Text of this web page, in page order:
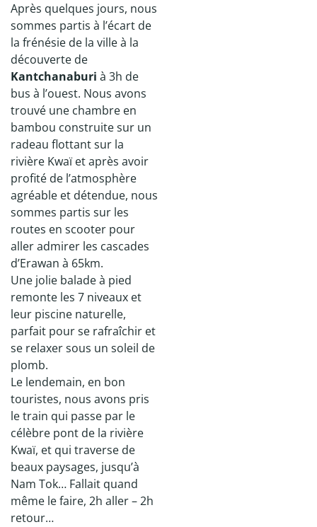
Après quelques jours, nous
sommes partis à l’écart de
la frénésie de la ville à la
découverte de
Kantchanaburi à 3h de
bus à l’ouest. Nous avons
trouvé une chambre en
bambou construite sur un
radeau flottant sur la
rivière Kwaï et après avoir
profité de l’atmosphère
agréable et détendue, nous
sommes partis sur les
routes en scooter pour
aller admirer les cascades
d’Erawan à 65km.
Une jolie balade à pied
remonte les 7 niveaux et
leur piscine naturelle,
parfait pour se rafraîchir et
se relaxer sous un soleil de
plomb.
Le lendemain, en bon
touristes, nous avons pris
le train qui passe par le
célèbre pont de la rivière
Kwaï, et qui traverse de
beaux paysages, jusqu’à
Nam Tok… Fallait quand
même le faire, 2h aller – 2h
retour…